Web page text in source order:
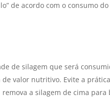
de acordo com o consumo
de silagem que será
valor nutritivo. Evite a
a silagem de cima para